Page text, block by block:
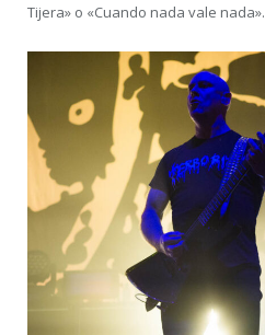
Tijera» o «Cuando nada vale nada».